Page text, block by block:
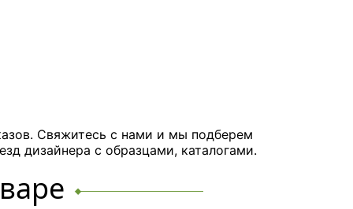
Свяжитесь с нами и мы подберем
дизайнера с образцами, каталогами.